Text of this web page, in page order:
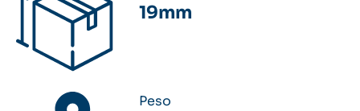
19mm
Peso